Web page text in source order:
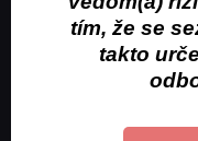
Obchodní podmínky
Kontakty pro
tím, že se
takto